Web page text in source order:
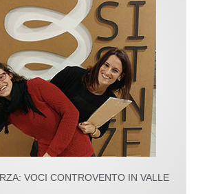
VOCI CONTROVENTO IN VALLE